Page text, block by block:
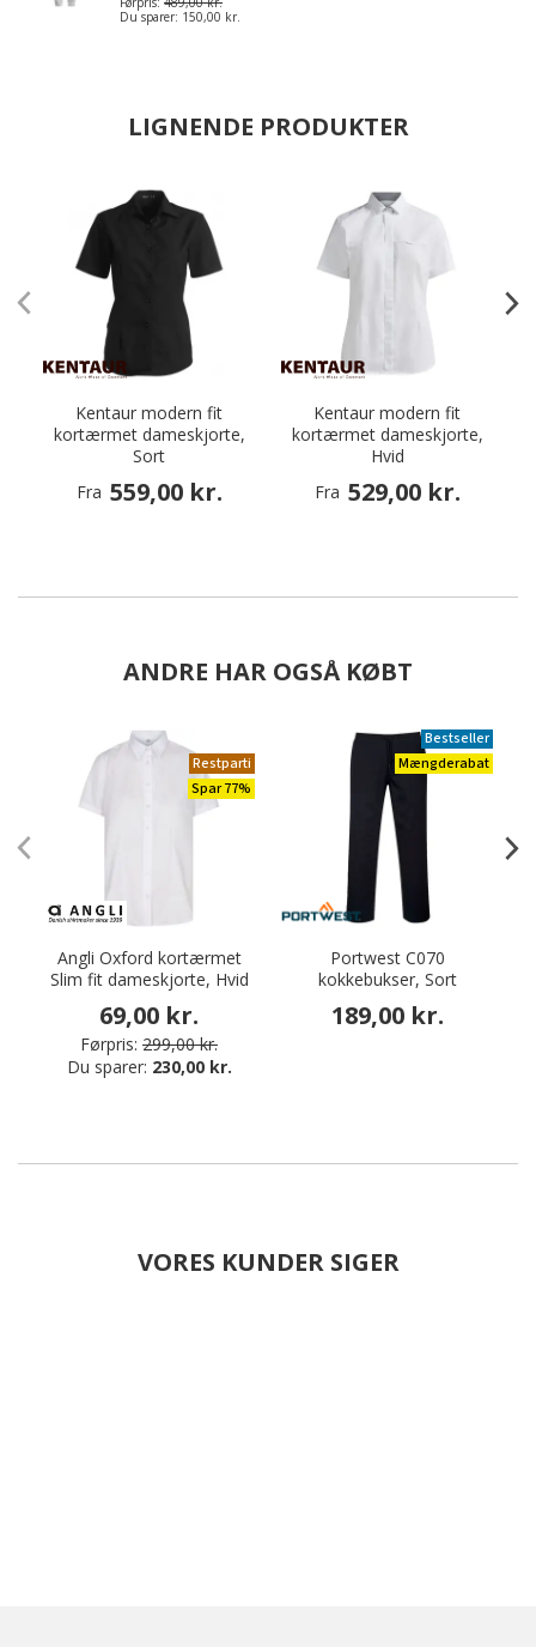
Du sparer: 150,00 kr.
LIGNENDE PRODUKTER
Kentaur modern fit
kortærmet dameskjorte,
Sort
Fra 559,00 kr.
Kentaur modern fit
kortærmet dameskjorte,
Hvid
Fra 529,00 kr.
ANDRE HAR OGSÅ KØBT
Restparti
Spar 77%
Angli Oxford kortærmet
Slim fit dameskjorte, Hvid
69,00 kr.
Førpris: 299,00 kr.
Du sparer: 230,00 kr.
Bestseller
Mængderabat
Portwest C070
kokkebukser, Sort
189,00 kr.
VORES KUNDER SIGER